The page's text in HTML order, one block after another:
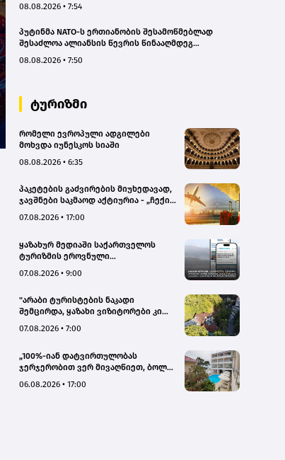
საგარეო
08.08.2026 • 7:54
პუტინმა NATO-ს ერთიანობის შესამოწმებლად
შესაძლოა ალიანსის წევრის წინააღმდეგ
08.08.2026 • 7:50
ტურიზმი
რომელი ევროპული ადგილები
მოხვდა იუნესკოს სიაში
08.08.2026 • 6:35
პაკეტების გაძვირების მიუხედავად,
ჯავშნები საკმაოდ აქტიურია - „ჩექინ
07.08.2026 • 17:00
ყაზახურ მედიაში საქართველოს
ტურიზმის ეროვნული
კამპანიის ფარგლებში სტატიები
07.08.2026 • 9:00
"არაბი ტურისტების ნაკადი
შემცირდა, ყაზახი ვიზიტორები კი
Hotel
07.08.2026 • 7:00
„100%-იან დატვირთულობას
ჯერჯერობით ვერ მივაღწიეთ, ბოლო
გაუქმდა“ - Kobuleti Beach Club
06.08.2026 • 17:00